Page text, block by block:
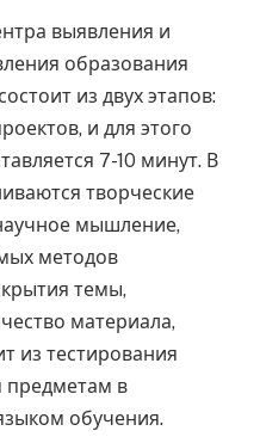
выявления и
образования
из двух этапов:
и для этого
7-10 минут. В
творческие
мышление,
методов
темы,
материала,
из тестирования
предметам в
обучения.